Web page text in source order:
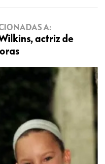
A:
actriz de